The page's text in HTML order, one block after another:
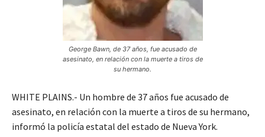
George Bawn, de 37 años, fue acusado de
asesinato, en relación con la muerte a tiros de
su hermano.
WHITE PLAINS.- Un hombre de 37 años fue acusado de
asesinato, en relación con la muerte a tiros de su hermano,
informó la policía estatal del estado de Nueva York.